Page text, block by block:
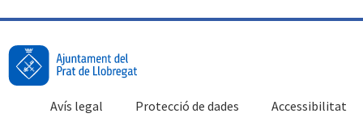
Accessibilitat
Protecció de dades
Avís legal